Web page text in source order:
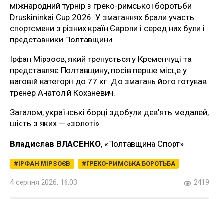
міжнародний турнір з греко-римської боротьби
Druskininkai Cup 2026. У змаганнях брали участь
спортсмени з різних країн Європи і серед них були і
представники Полтавщини.
Ірфан Мірзоєв, який тренується у Кременчуці та
представляє Полтавщину, посів перше місце у
ваговій категорії до 77 кг. До змагань його готував
тренер Анатолій Коханевич.
Загалом, українські борці здобули дев’ять медалей,
шість з яких — «золоті».
Владислав ВЛАСЕНКО, «Полтавщина Спорт»
ІРФАН МІРЗОЄВ ГРЕКО-РИМСЬКА БОРОТЬБА
4 серпня 2026, 16:03 2419